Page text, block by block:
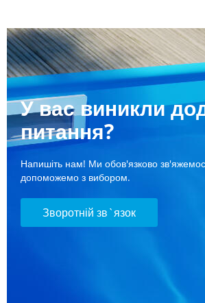
У вас виникли
питання?
Напишіть нам! Ми обов'язково
допоможемо з вибором.
Зворотній зв`язок